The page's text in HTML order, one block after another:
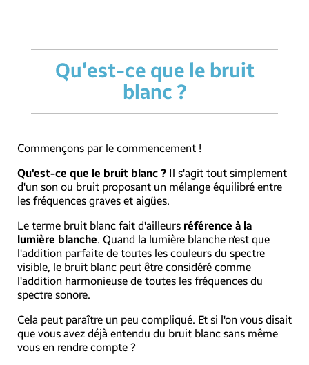
Qu’est-ce que le bruit
blanc ?
Commençons par le commencement !
Qu'est-ce que le bruit blanc ? Il s'agit tout simplement
d'un son ou bruit proposant un mélange équilibré entre
les fréquences graves et aigües.
Le terme bruit blanc fait d'ailleurs référence à la
lumière blanche. Quand la lumière blanche n'est que
l'addition parfaite de toutes les couleurs du spectre
visible, le bruit blanc peut être considéré comme
l'addition harmonieuse de toutes les fréquences du
spectre sonore.
Cela peut paraître un peu compliqué. Et si l'on vous disait
que vous avez déjà entendu du bruit blanc sans même
vous en rendre compte ?